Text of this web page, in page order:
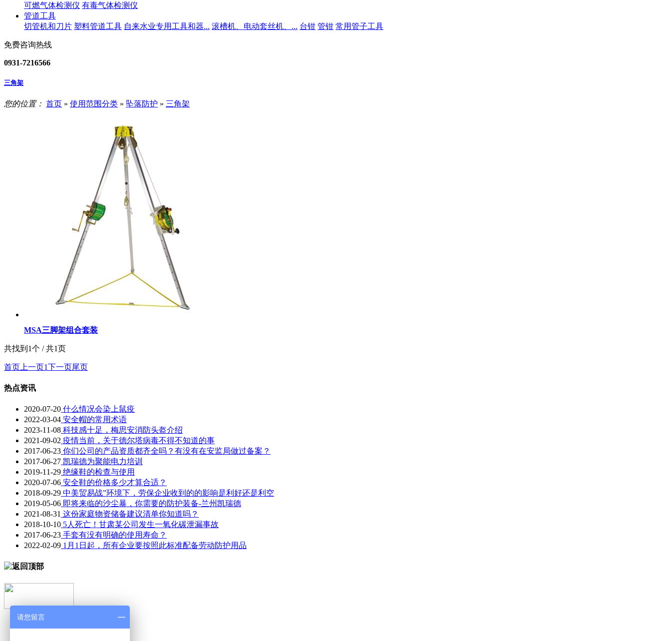
可燃气体检测仪 有毒气体检测仪
管道工具
切管机和刀片 塑料管道工具 自来水业专用工具和器... 滚槽机、电动套丝机、... 台钳 管钳 常用管子工具
免费咨询热线
0931-7216566
三角架
您的位置： 首页 » 使用范围分类 » 坠落防护 » 三角架
MSA三脚架组合套装
共找到1个 / 共1页
首页 上一页1下一页尾页
热点资讯
2020-07-20 什么情况会染上鼠疫
2022-03-04 安全帽的常用术语
2023-11-08 科技感十足，梅思安消防头盔介绍
2021-09-02 疫情当前，关于德尔塔病毒不得不知道的事
2017-06-23 你们公司的产品资质都齐全吗？有没有在安监局做过备案？
2017-06-27 凯瑞德为聚能电力培训
2019-11-29 绝缘鞋的检查与使用
2020-07-06 安全鞋的价格多少才算合适？
2018-09-29 中美贸易战”环境下，劳保企业收到的的影响是利好还是利空
2019-05-06 即将来临的沙尘暴，你需要的防护装备-兰州凯瑞德
2021-08-31 这份家庭物资储备建议清单你知道吗？
2018-10-10 5人死亡！甘肃某公司发生一氧化碳泄漏事故
2017-06-23 手套有没有明确的使用寿命？
2022-02-09 1月1日起，所有企业要按照此标准配备劳动防护用品
凯瑞德首页
请您留言